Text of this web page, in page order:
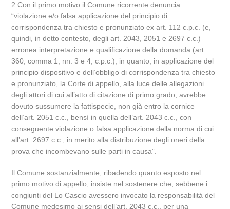
2.Con il primo motivo il Comune ricorrente denuncia:
“violazione e/o falsa applicazione del principio di
corrispondenza tra chiesto e pronunziato ex art. 112 c.p.c. (e,
quindi, in detto contesto, degli art. 2043, 2051 e 2697 c.c.) –
erronea interpretazione e qualificazione della domanda (art.
360, comma 1, nn. 3 e 4, c.p.c.), in quanto, in applicazione del
principio dispositivo e dell’obbligo di corrispondenza tra chiesto
e pronunziato, la Corte di appello, alla luce delle allegazioni
degli attori di cui all’atto di citazione di primo grado, avrebbe
dovuto sussumere la fattispecie, non già entro la cornice
dell’art. 2051 c.c., bensì in quella dell’art. 2043 c.c., con
conseguente violazione o falsa applicazione della norma di cui
all’art. 2697 c.c., in merito alla distribuzione degli oneri della
prova che incombevano sulle parti in causa”.
Il Comune sostanzialmente, ribadendo quanto esposto nel
primo motivo di appello, insiste nel sostenere che, sebbene i
congiunti del Lo Cascio avessero invocato la responsabilità del
Comune medesimo ai sensi dell’art. 2043 c.c., per una